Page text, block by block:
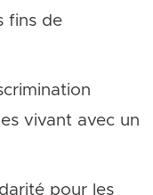
fins de
vivant avec un
pour les